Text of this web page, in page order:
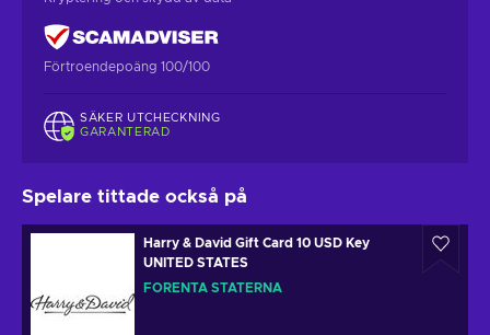
Förtroendepoäng 100/100
SÄKER UTCHECKNING
GARANTERAD
Spelare tittade också på
Harry & David Gift Card 10 USD Key
UNITED STATES
FÖRENTA STATERNA